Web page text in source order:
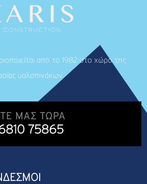
από το 1982 στο χώρο της
υαλοπινάκων.
ΜΑΣ ΤΏΡΑ
75865